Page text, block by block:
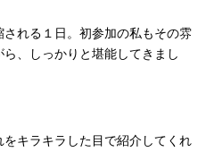
れる１日。初参加の私もその雰
、しっかりと堪能してきまし
キラキラした目で紹介してくれ